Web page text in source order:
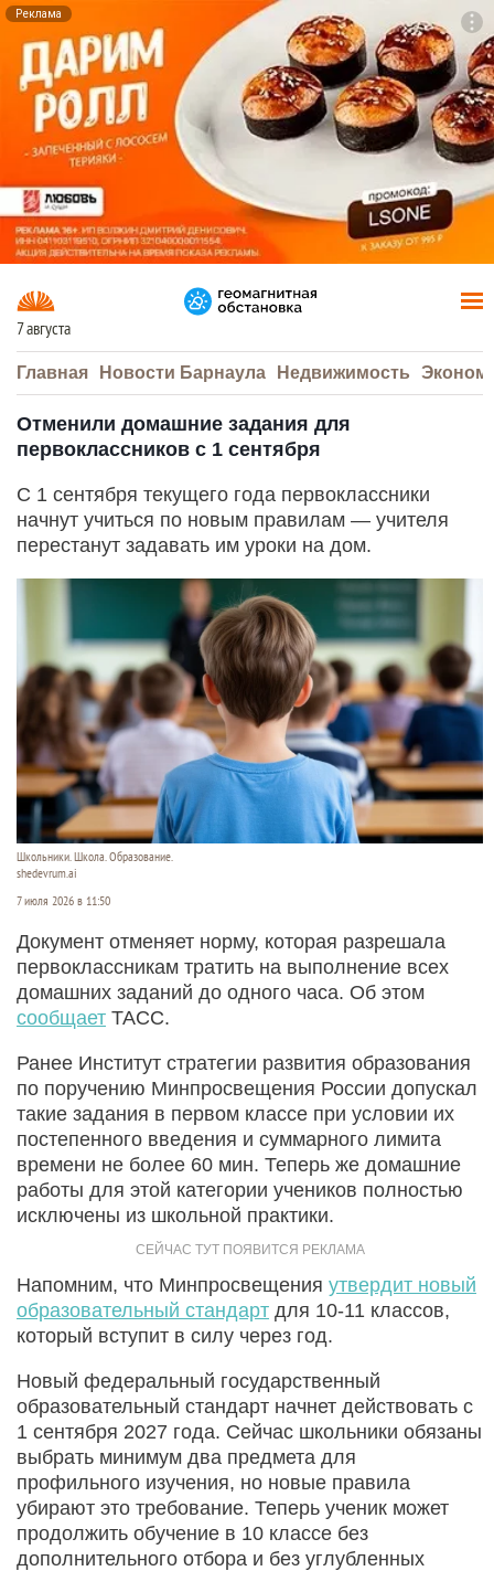
Реклама
7 августа
Главная Новости Барнаула Недвижимость
Отменили домашние задания для
первоклассников с 1 сентября
С 1 сентября текущего года первоклассники
начнут учиться по новым правилам — учителя
перестанут задавать им уроки на дом.
Школьники. Школа. Образование.
shedevrum.ai
7 июля 2026 в 11:50
Документ отменяет норму, которая разрешала
первоклассникам тратить на выполнение всех
домашних заданий до одного часа. Об этом
сообщает ТАСС.
Ранее Институт стратегии развития образования
по поручению Минпросвещения России допускал
такие задания в первом классе при условии их
постепенного введения и суммарного лимита
времени не более 60 мин. Теперь же домашние
работы для этой категории учеников полностью
исключены из школьной практики.
Напомним, что Минпросвещения утвердит новый
образовательный стандарт для 10-11 классов,
который вступит в силу через год.
Новый федеральный государственный
образовательный стандарт начнет действовать с
1 сентября 2027 года. Сейчас школьники обязаны
выбрать минимум два предмета для
профильного изучения, но новые правила
убирают это требование. Теперь ученик может
продолжить обучение в 10 классе без
дополнительного отбора и без углубленных